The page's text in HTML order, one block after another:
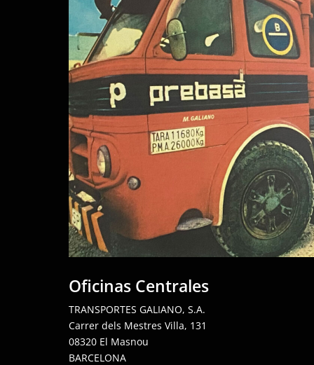
Oficinas Centrales
TRANSPORTES GALIANO, S.A.
Carrer dels Mestres Villa, 131
08320 El Masnou
BARCELONA